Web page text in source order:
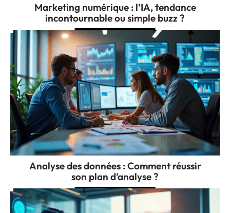
Marketing numérique : l’IA, tendance
incontournable ou simple buzz ?
Analyse des données : Comment réussir
son plan d’analyse ?